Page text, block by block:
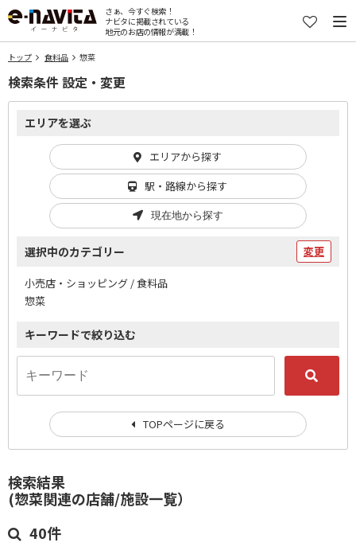
さぁ、今すぐ検索！
ナビタに掲載されている
地元のお店の情報が満載！
トップ 食料品 惣菜
検索結果
(惣菜関連の店舗/施設一覧）
40件
検索条件 設定・変更
エリアを選ぶ
エリアから探す
駅・路線から探す
現在地から探す
選択中のカテゴリー 変更
小売店・ショッピング / 食料品
惣菜
キーワードで絞り込む
TOPページに戻る